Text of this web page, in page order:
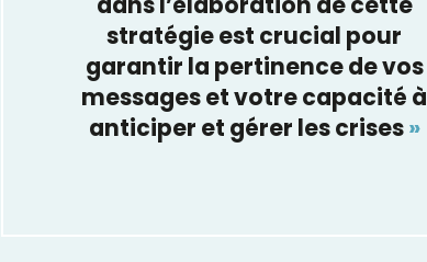
stratégie est crucial pour
garantir la pertinence de vos
messages et votre capacité à
anticiper et gérer les crises»